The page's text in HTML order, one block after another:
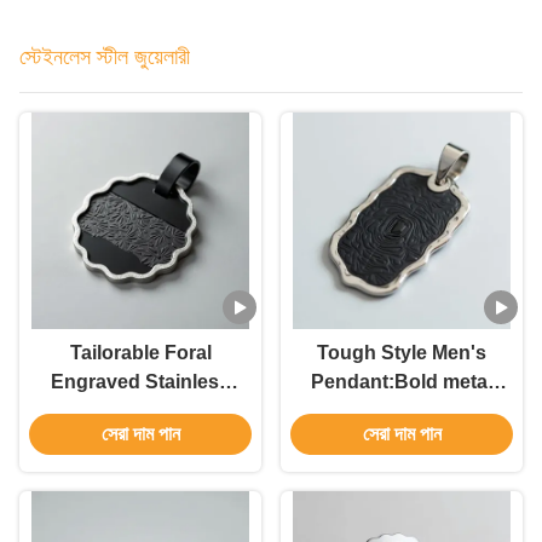
স্টেইনলেস স্টীল জুয়েলারী
Tailorable Foral
Engraved Stainless
Steel Men's Pendant
সেরা দাম পান
Tough Style Men's
Pendant:Bold metal
frame,black
core,shows trendy
সেরা দাম পান